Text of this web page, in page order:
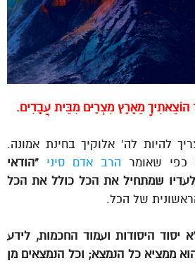
הוֹצֵאתִיךָ מֵאֶרֶץ מִצְרַיִם מִבֵּית עֲבָדִים.
להיות לה’ אלוקיך בחינת אמונה.
כפי שאומר הרב אדם סיני “הודאי
שמתחיל את הכל כולל את הכל
של הכל.
יסוד היסודות ועמוד החכמות, לידע
ממציא כל הנמצא; וכל הנמצאים מן